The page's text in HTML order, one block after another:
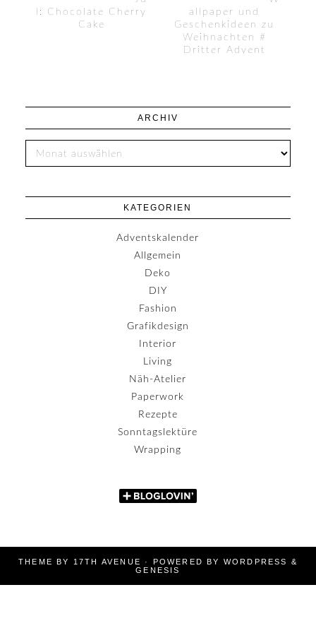
l: Chocolate Cherry
Cake
allpaper und
Geschenkideen zu
Weihnachten #
Dritter Advent
ARCHIV
KATEGORIEN
Adventskalender
Allgemein
Deko
DIY
Fashion
Grafikdesign
Interior
Living
Näh-Atelier
Paperwork
Rezepte
Sonntagslektüre
Wrapping
THEME BY 17TH AVENUE · POWERED BY WORDPRESS
&
GENESIS